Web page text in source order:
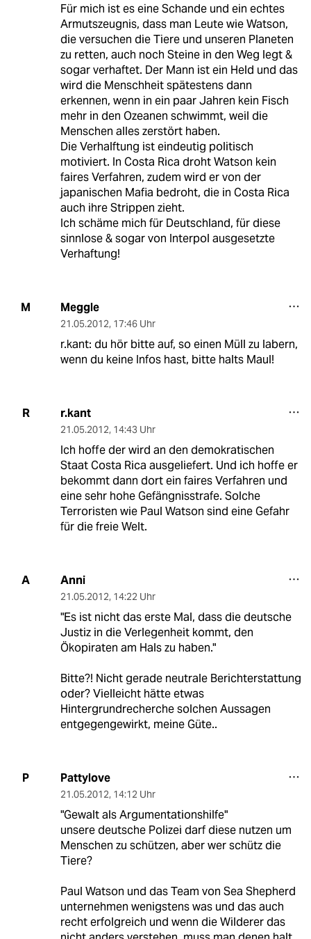
Für mich ist es eine Schande und ein echtes
Armutszeugnis, dass man Leute wie Watson,
die versuchen die Tiere und unseren Planeten
zu retten, auch noch Steine in den Weg legt &
sogar verhaftet. Der Mann ist ein Held und das
wird die Menschheit spätestens dann
erkennen, wenn in ein paar Jahren kein Fisch
mehr in den Ozeanen schwimmt, weil die
Menschen alles zerstört haben.
Die Verhalftung ist eindeutig politisch
motiviert. In Costa Rica droht Watson kein
faires Verfahren, zudem wird er von der
japanischen Mafia bedroht, die in Costa Rica
auch ihre Strippen zieht.
Ich schäme mich für Deutschland, für diese
sinnlose & sogar von Interpol ausgesetzte
Verhaftung!
M Meggle
21.05.2012, 17:46 Uhr
r.kant: du hör bitte auf, so einen Müll zu labern,
wenn du keine Infos hast, bitte halts Maul!
R r.kant
21.05.2012, 14:43 Uhr
Ich hoffe der wird an den demokratischen
Staat Costa Rica ausgeliefert. Und ich hoffe er
bekommt dann dort ein faires Verfahren und
eine sehr hohe Gefängnisstrafe. Solche
Terroristen wie Paul Watson sind eine Gefahr
für die freie Welt.
A Anni
21.05.2012, 14:22 Uhr
"Es ist nicht das erste Mal, dass die deutsche
Justiz in die Verlegenheit kommt, den
Ökopiraten am Hals zu haben."
Bitte?! Nicht gerade neutrale Berichterstattung
oder? Vielleicht hätte etwas
Hintergrundrecherche solchen Aussagen
entgegengewirkt, meine Güte..
P Pattylove
21.05.2012, 14:12 Uhr
"Gewalt als Argumentationshilfe"
unsere deutsche Polizei darf diese nutzen um
Menschen zu schützen, aber wer schütz die
Tiere?
Paul Watson und das Team von Sea Shepherd
unternehmen wenigstens was und das auch
recht erfolgreich und wenn die Wilderer das